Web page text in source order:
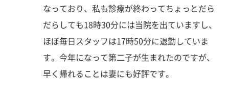
なっており、私も診療が終わってちょっとだら
だらしても18時30分には当院を出ていますし、
ほぼ毎日スタッフは17時50分に退勤していま
す。今年になって第二子が生まれたのですが、
早く帰れることは妻にも好評です。